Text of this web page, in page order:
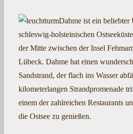
Dahme ist ein beliebter
schleswig-holsteinischen
der Mitte zwischen der Insel
Lübeck. Dahme hat einen
Sandstrand, der flach ins Wasser
kilometerlangen Strandpromenade
einem der zahlreichen Restaurants
die Ostsee zu genießen.